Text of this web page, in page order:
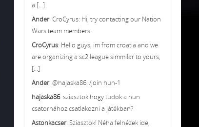
a [...]
Ander: CroCyrus: Hi, try contacting our Nation
Wars team members.
CroCyrus: Hello guys, im from croatia and we
are organizing a sc2 league simmilar to yours,
[...]
Ander: @hajaska86: /join hun-1
hajaska86: sziasztok hogy tudok a hun
csatornához csatlakozni a játékban?
Astonkacser: Sziasztok! Néha felnézek ide,